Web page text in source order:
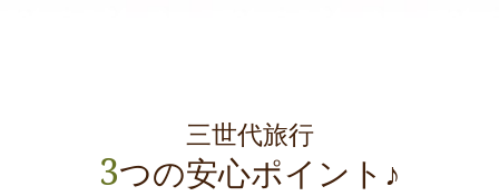
三世代旅行
3つの安心ポイント♪